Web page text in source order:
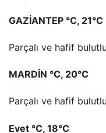
GAZİANTEP °C, 21°C
Parçalı ve hafif bulutlu
MARDİN °C, 20°C
Parçalı ve hafif bulutlu
Evet °C, 18°C